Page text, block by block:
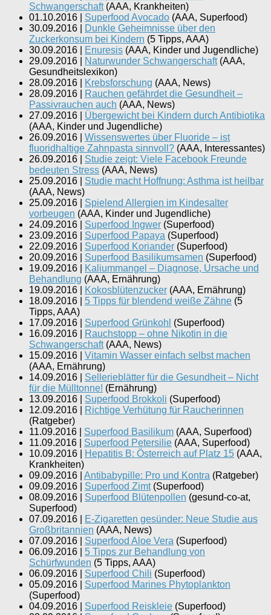
Schwangerschaft (AAA, Krankheiten)
01.10.2016
Superfood Avocado (AAA, Superfood)
30.09.2016
Dunkle Geheimnisse über den
Zuckerkonsum bei Kindern (5 Tipps, AAA)
30.09.2016
Enuresis (AAA, Kinder und Jugendliche)
29.09.2016
Naturwunder Schwangerschaft (AAA,
Gesundheitslexikon)
28.09.2016
Krebsforschung (AAA, News)
28.09.2016
Rauchen gefährdet die Gesundheit –
Passivrauchen auch (AAA, News)
27.09.2016
Übergewicht bei Kindern durch Antibiotika
(AAA, Kinder und Jugendliche)
26.09.2016
Wissenswertes über Fluoride – ist
fluoridhaltige Zahnpasta sinnvoll? (AAA, Interessantes)
26.09.2016
Studie zeigt: Viele Facebook Freunde
bedeuten Stress (AAA, News)
25.09.2016
Studie macht Hoffnung: Asthma ist heilbar
(AAA, News)
25.09.2016
Spielend Allergien im Kindesalter
vorbeugen (AAA, Kinder und Jugendliche)
24.09.2016
Superfood Ingwer (Superfood)
23.09.2016
Superfood Papaya (Superfood)
22.09.2016
Superfood Koriander (Superfood)
20.09.2016
Superfood Basilikumsamen (Superfood)
19.09.2016
Kaliummangel – Diagnose, Ursache und
Behandlung (AAA, Ernährung)
19.09.2016
Kokosblütenzucker (AAA, Ernährung)
18.09.2016
5 Tipps für blendend weiße Zähne (5
Tipps, AAA)
17.09.2016
Superfood Grünkohl (Superfood)
16.09.2016
Rauchstopp – ohne Nikotin in die
Schwangerschaft (AAA, News)
15.09.2016
Vitamin Wasser einfach selbst machen
(AAA, Ernährung)
14.09.2016
Sellerieblätter für die Gesundheit – Nicht
für die Mülltonne! (Ernährung)
13.09.2016
Superfood Brokkoli (Superfood)
12.09.2016
Richtige Verhütung für Raucherinnen
(Ratgeber)
11.09.2016
Superfood Basilikum (AAA, Superfood)
11.09.2016
Superfood Petersilie (AAA, Superfood)
10.09.2016
Hepatitis B: Österreich auf Platz 15 (AAA,
Krankheiten)
09.09.2016
Antibabypille: Pro und Kontra (Ratgeber)
09.09.2016
Superfood Zimt (Superfood)
08.09.2016
Superfood Blütenpollen (gesund-co-at,
Superfood)
07.09.2016
E-Zigaretten gesünder: Neue Studie aus
Großbritannien (AAA, News)
07.09.2016
Superfood Aloe Vera (Superfood)
06.09.2016
5 Tipps zur Behandlung von
Schürfwunden (5 Tipps, AAA)
06.09.2016
Superfood Chili (Superfood)
05.09.2016
Superfood Marines Phytoplankton
(Superfood)
04.09.2016
Superfood Reiskleie (Superfood)